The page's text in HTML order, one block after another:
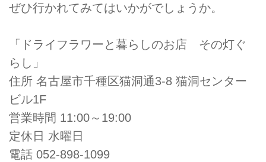
ぜひ行かれてみてはいかがでしょうか。
「ドライフラワーと暮らしのお店 その灯ぐ
らし」
住所 名古屋市千種区猫洞通3-8 猫洞センター
ビル1F
営業時間 11:00～19:00
定休日 水曜日
電話 052-898-1099